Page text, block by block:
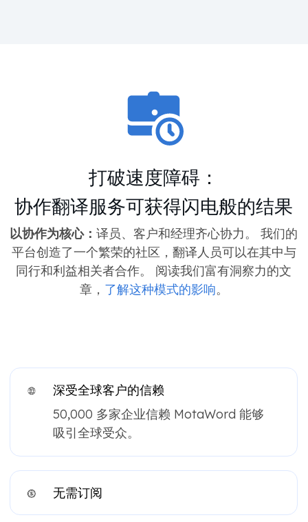
打破速度障碍：
协作翻译服务可获得闪电般的结果
以协作为核心： 译员、客户和经理齐心协力。 我们的
平台创造了一个繁荣的社区，翻译人员可以在其中与
同行和利益相关者合作。 阅读我们富有洞察力的文
章， 了解这种模式的影响。
深受全球客户的信赖
50,000 多家企业信赖 MotaWord 能够
吸引全球受众。
无需订阅